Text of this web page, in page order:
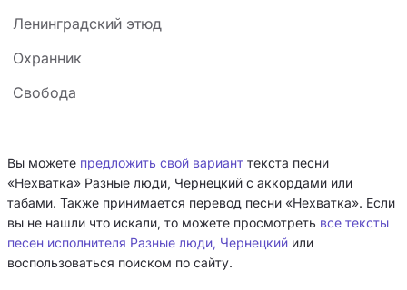
Ленинградский этюд
Охранник
Свобода
Вы можете предложить свой вариант текста песни
«Нехватка» Разные люди, Чернецкий с аккордами или
табами. Также принимается перевод песни «Нехватка». Если
вы не нашли что искали, то можете просмотреть все тексты
песен исполнителя Разные люди, Чернецкий или
воспользоваться поиском по сайту.